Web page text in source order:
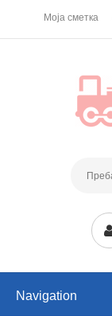
Моја сметка
Navigation